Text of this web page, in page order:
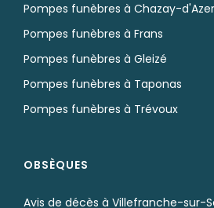
Pompes funèbres à Chazay-
Pompes funèbres à Frans
Pompes funèbres à Gleizé
Pompes funèbres à Taponas
Pompes funèbres à Trévoux
OBSÈQUES
Avis de décès à Villefranche-sur-